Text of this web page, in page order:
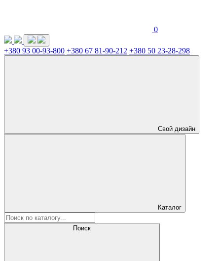
0
+380 93 00-93-800 +380 67 81-90-212 +380 50 23-28-298
Свой дизайн
Каталог
Поиск